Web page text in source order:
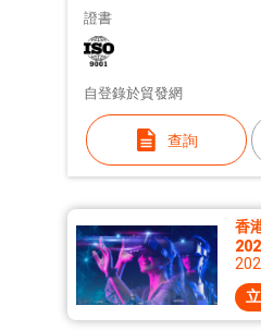
證書
自登錄於貿發網
查詢
香